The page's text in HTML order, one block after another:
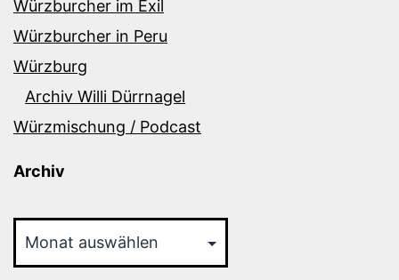
Würzburcher im Exil
Würzburcher in Peru
Würzburg
Archiv Willi Dürrnagel
Würzmischung / Podcast
Archiv